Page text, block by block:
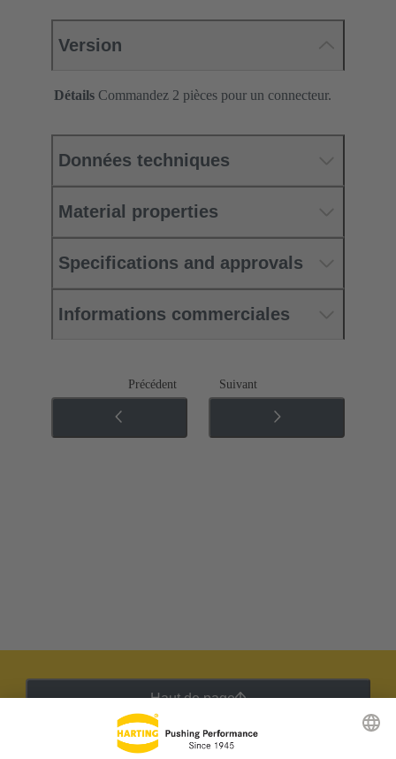
Version
Détails Commandez 2 pièces pour un connecteur.
Données techniques
Material properties
Specifications and approvals
Informations commerciales
Précédent Suivant
Haut de page